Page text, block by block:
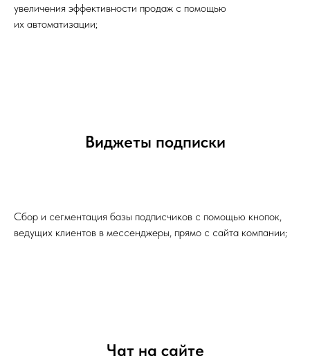
увеличения эффективности продаж с помощью
их автоматизации;
Виджеты подписки
Сбор и сегментация базы подписчиков с помощью кнопок,
ведущих клиентов в мессенджеры, прямо с сайта компании;
Чат на сайте